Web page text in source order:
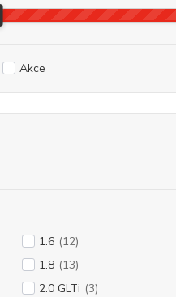
Akce
1.6 (12)
1.8 (13)
2.0 GLTi (3)